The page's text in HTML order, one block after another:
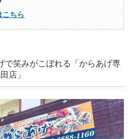
ちら
で笑みがこぼれる「からあげ専
店」